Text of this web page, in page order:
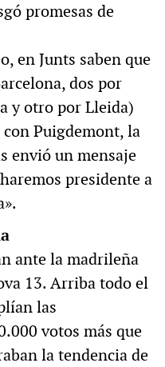
promesas de
en Junts saben que
dos por
y otro por Lleida)
Puigdemont, la
envió un mensaje
presidente a
ante la madrileña
13. Arriba todo el
las
votos más que
la tendencia de